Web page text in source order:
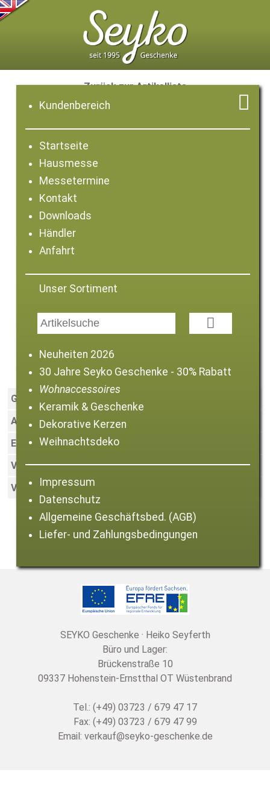
Kundenbereich
Startseite
Hausmesse
Messetermine
Kontakt
Downloads
Händler
Anfahrt
Unser Sortiment

Neuheiten 2026
30 Jahre Seyko Geschenke - 30% Rabatt
Wohnaccessoires
Keramik & Geschenke
Dekorative Kerzen
Weihnachtsdeko
Impressum
Datenschutz
Allgemeine Geschäftsbed. (AGB)
Liefer- und Zahlungsbedingungen

Zurück zur Artikelliste
Glasplatte "Blätter" rund
Größe:
Art.-Nr.:
006166
EAN:
4059768134614
VE:
8
Verfügbarkeit:
Zurück zur Artikelliste
SEYKO Geschenke · Heiko Seyferth
Büro und Lager:
Brückenstraße 10
09337 Hohenstein-Ernstthal OT Wüstenbrand
Tel.: (+49) 03723 / 679 47 17
Fax: (+49) 03723 / 679 47 99
Email: verkauf@seyko-geschenke.de